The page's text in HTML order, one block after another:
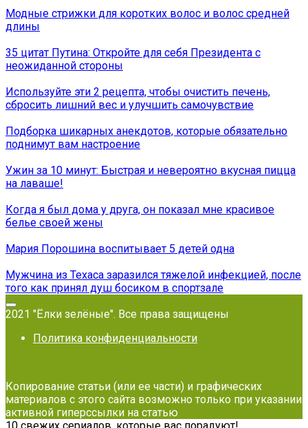
Модные стрижки для коротких волос и волос средней
длины
35 цитат Путина: Откройте для себя Президента с
неожиданной стороны
Используйте эти 2 рецепта, чтобы очистить печень,
сбросить лишний вес и улучшить самочувствие
Подборка шикарных анекдотов, которые обязательно
поднимут вам настроение
Ужин за 10 минут: Быстрая и невероятно вкусная пицца
на лаваше!
Когда я был дома у друга, он показал мне красивое
белье своей жены
Мария Порошина воспитывает 5 детей одна
Мужчина из Техаса заразился тяжелой инфекцией, после
того как принял душ босиком в спортзале
2021 "Ёлки зелёные". Все права защищены
Политика конфиденциальности
Копирование статьи (или ее части) и графических
материалов с этого сайта возможно только при указании
активной гиперссылки на статью
10 свежих сериалов, которые вас порадуют!